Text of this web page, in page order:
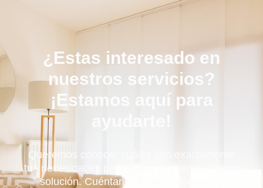
¿Estas interesado en
nuestros servicios?
¡Estamos aquí para
Queremos conocer cuáles son exactamente
tus necesidades para poder ofrecer
solución.Cuéntanos lo que necesitas y